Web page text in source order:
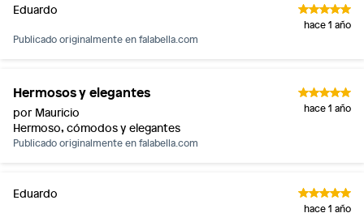
Eduardo
hace 1 año
Publicado originalmente enfalabella.com
Hermosos y elegantes
por Mauricio hace 1 año
Hermoso, cómodos y elegantes
Publicado originalmente enfalabella.com
Eduardo
hace 1 año